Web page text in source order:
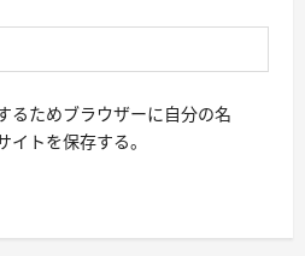
るためブラウザーに自分の名
トを保存する。